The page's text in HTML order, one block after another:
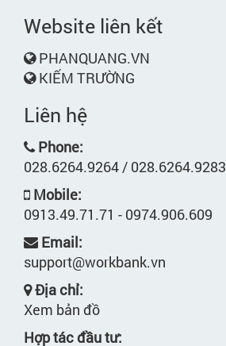
Website liên kết
PHANQUANG.VN
KIẾM TRƯỜNG
Liên hệ
Phone:
028.6264.9264 / 028.6264.9283
Mobile:
0913.49.71.71 - 0974.906.609
Email:
support@workbank.vn
Địa chỉ:
Xem bản đồ
Hợp tác đầu tư: